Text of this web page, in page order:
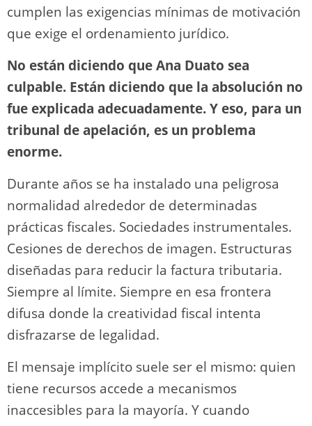
cumplen las exigencias mínimas de motivación
que exige el ordenamiento jurídico.
No están diciendo que Ana Duato sea
culpable. Están diciendo que la absolución no
fue explicada adecuadamente. Y eso, para un
tribunal de apelación, es un problema
enorme.
Durante años se ha instalado una peligrosa
normalidad alrededor de determinadas
prácticas fiscales. Sociedades instrumentales.
Cesiones de derechos de imagen. Estructuras
diseñadas para reducir la factura tributaria.
Siempre al límite. Siempre en esa frontera
difusa donde la creatividad fiscal intenta
disfrazarse de legalidad.
El mensaje implícito suele ser el mismo: quien
tiene recursos accede a mecanismos
inaccesibles para la mayoría. Y cuando